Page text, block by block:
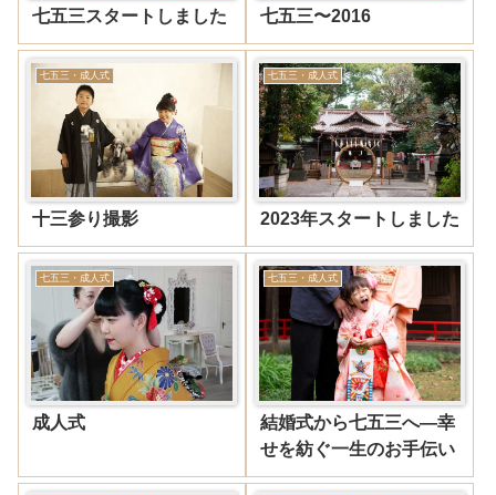
七五三スタートしました 七五三〜2016
七五三・成人式
十三参り撮影
七五三・成人式
2023年スタートしました
七五三・成人式
成人式
七五三・成人式
結婚式から七五三へ―幸
せを紡ぐ一生のお手伝い